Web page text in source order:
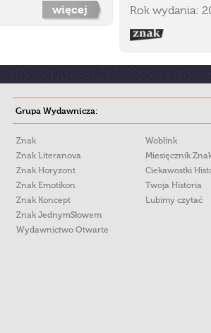
Rok wydania:
więcej
Grupa Wydawnicza:
Znak
Znak Literanova
Znak Horyzont
Znak Emotikon
Znak Koncept
Znak JednymSłowem
Wydawnictwo Otwarte
Woblink
Miesięcznik
Ciekawostki
Twoja Historia
Lubimy czytać